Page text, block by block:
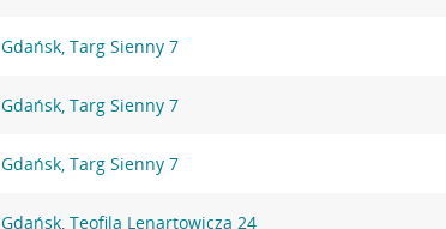
Gdańsk, Targ Sienny 7
Gdańsk, Targ Sienny 7
Gdańsk, Targ Sienny 7
Gdańsk, Teofila Lenartowicza 24